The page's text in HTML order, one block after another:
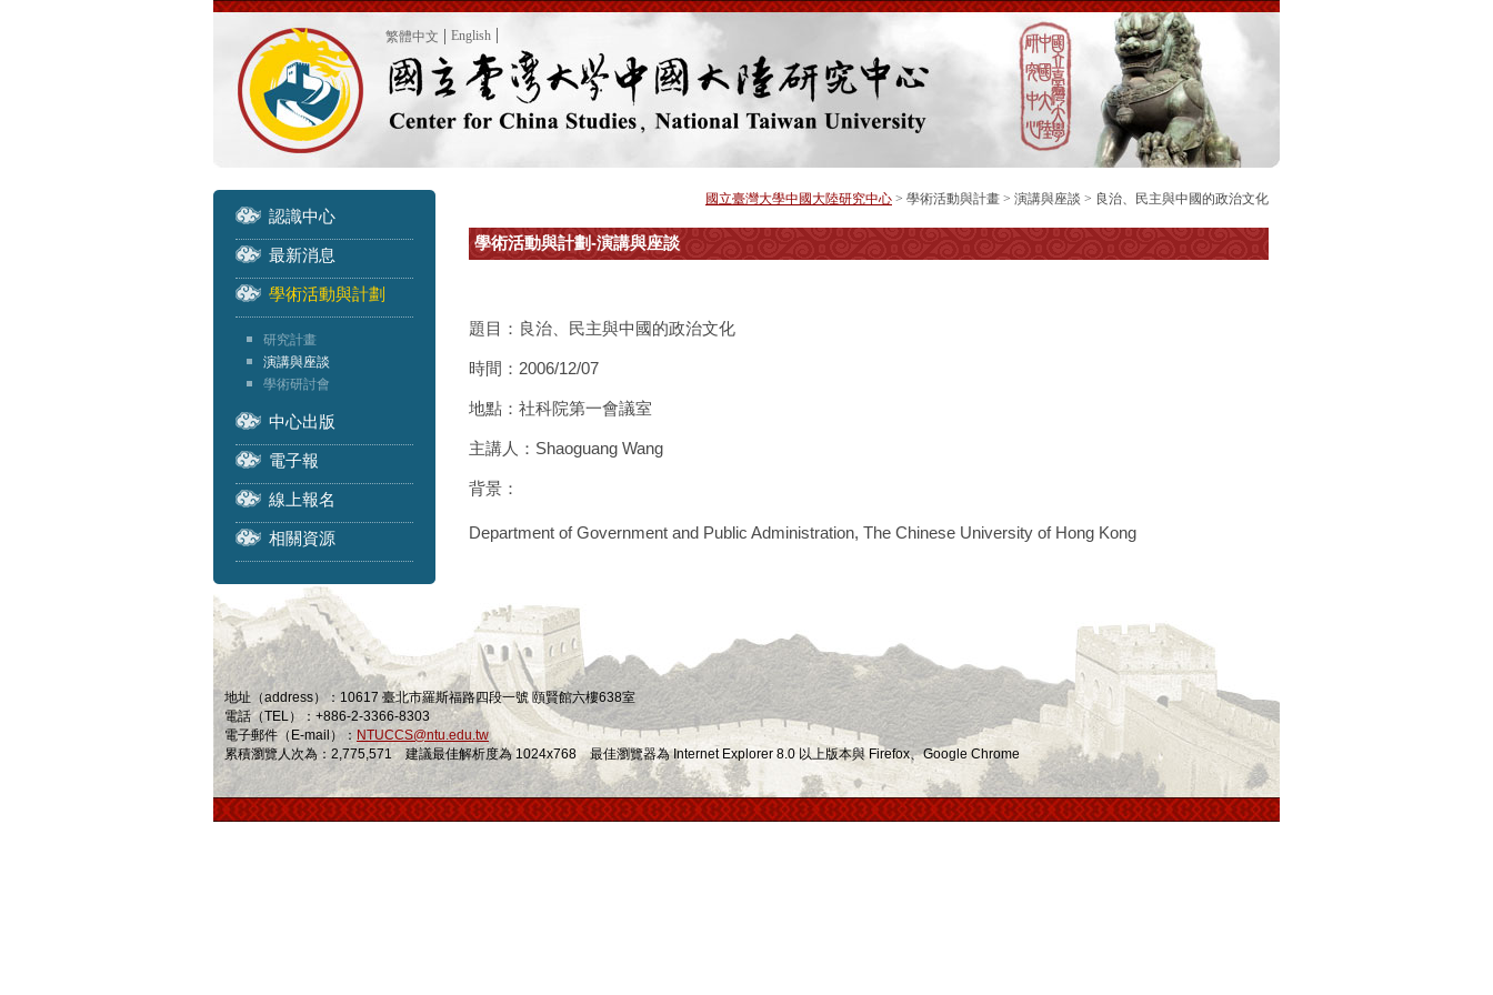
繁體中文 English
認識中心
最新消息
學術活動與計劃
研究計畫
演講與座談
學術研討會
中心出版
電子報
線上報名
相關資源
國立臺灣大學中國大陸研究中心 > 學術活動與計畫 > 演講與座談 > 良治、民主與中國的政治文化
學術活動與計劃-演講與座談
題目：良治、民主與中國的政治文化
時間：2006/12/07
地點：社科院第一會議室
主講人：Shaoguang Wang
背景：
Department of Government and Public Administration, The Chinese University of Hong Kong
地址（address）：10617 臺北市羅斯福路四段一號 頤賢館六樓638室
電話（TEL）：+886-2-3366-8303
電子郵件（E-mail）： NTUCCS@ntu.edu.tw
累積瀏覽人次為：2,775,571 建議最佳解析度為 1024x768 最佳瀏覽器為 Internet Explorer 8.0 以上版本與 Firefox、Google Chrome